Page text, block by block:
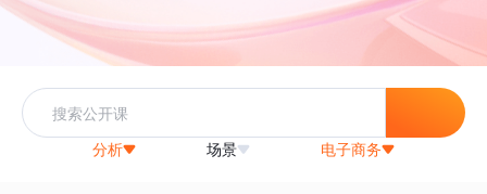
分析 场景 电子商务